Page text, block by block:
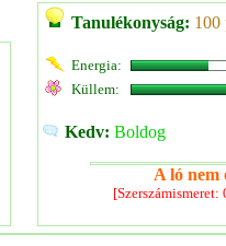
Tanulékonyság: 100
Energia:
Küllem:
Kedv: Boldog
A ló nem